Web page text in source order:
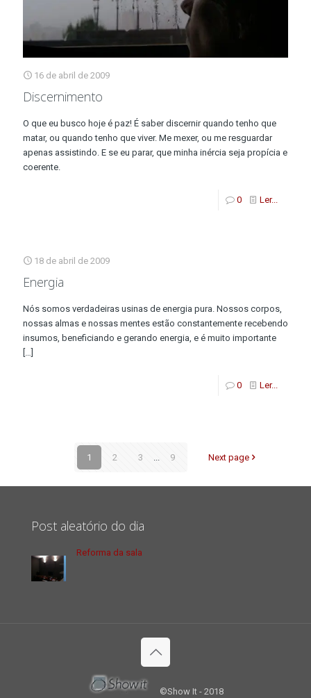
16 de abril de 2009
Discernimento
O que eu busco hoje é paz! É saber discernir quando tenho que
matar, ou quando tenho que viver. Me mexer, ou me resguardar
apenas assistindo. E se eu parar, que minha inércia seja propícia e
coerente.
0 Ler...
18 de abril de 2009
Energia
Nós somos verdadeiras usinas de energia pura. Nossos corpos,
nossas almas e nossas mentes estão constantemente recebendo
insumos, beneficiando e gerando energia, e é muito importante
[…]
0 Ler...
1 2 3 9 Next page
Post aleatório do dia
Reforma da sala
©Show It - 2018